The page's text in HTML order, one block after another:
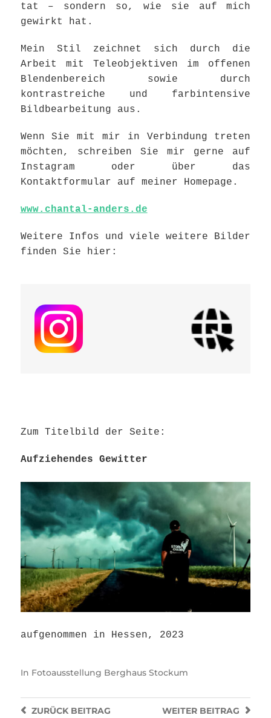
tat – sondern so, wie sie auf mich
gewirkt hat.
Mein Stil zeichnet sich durch die
Arbeit mit Teleobjektiven im offenen
Blendenbereich sowie durch
kontrastreiche und farbintensive
Bildbearbeitung aus.
Wenn Sie mit mir in Verbindung treten
möchten, schreiben Sie mir gerne auf
Instagram oder über das
Kontaktformular auf meiner Homepage.
www.chantal-anders.de
Weitere Infos und viele weitere Bilder
finden Sie hier:
Zum Titelbild der Seite:
Aufziehendes Gewitter
aufgenommen in Hessen, 2023
In Fotoausstellung Berghaus Stockum
WEITER BEITRAG
ZURÜCKBEITRAG